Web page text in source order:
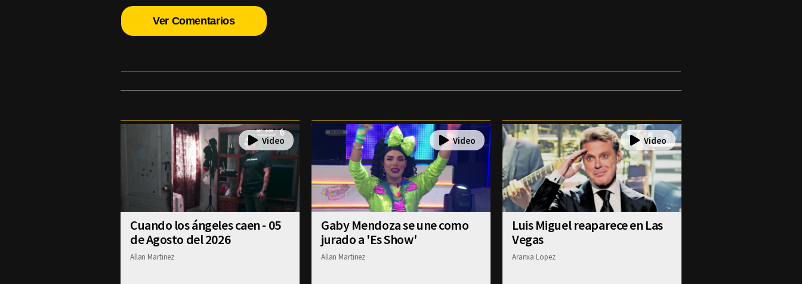
Ver Comentarios
Cuando los ángeles caen - 05
de Agosto del 2026
Allan Martinez
Gaby Mendoza se une como
jurado a 'Es Show'
Allan Martinez
Luis Miguel reaparece en Las
Vegas
Aranxa Lopez